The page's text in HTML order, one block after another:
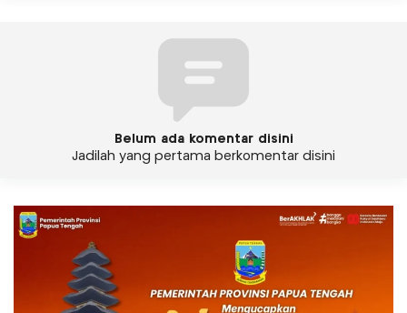
Belum ada komentar disini
Jadilah yang pertama berkomentar disini